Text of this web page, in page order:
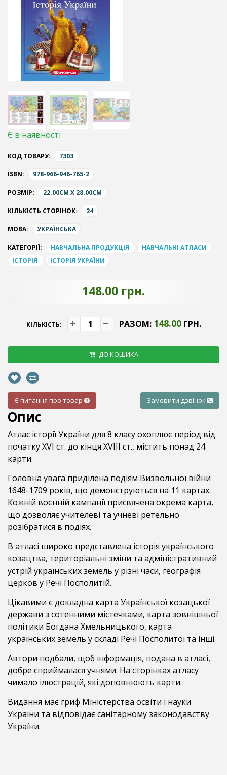
Є в наявності
КОД ТОВАРУ: 7303
ISBN: 978-966-946-765-2
РОЗМІР: 22.00CM X 28.00CM
КІЛЬКІСТЬ СТОРІНОК: 24
МОВА: УКРАЇНСЬКА
КАТЕГОРІЇ: НАВЧАЛЬНА ПРОДУКЦІЯ
НАВЧАЛЬНІ АТЛАСИ
ІСТОРІЯ
ІСТОРІЯ УКРАЇНИ
148.00 грн.
КІЛЬКІСТЬ: РАЗОМ: 148.00ГРН.
ДО КОШИКА
Є питання про товар Замовити дзвінок
Опис
Атлас історії України для 8 класу охоплює період від
початку XVI ст. до кінця XVIII ст., містить понад 24
карти.
Головна увага приділена подіям Визвольної війни
1648-1709 років, що демонструються на 11 картах.
Кожній воєнній кампанії присвячена окрема карта,
що дозволяє учителеві та учневі ретельно
розібратися в подіях.
В атласі широко представлена історія українського
козацтва, територіальні зміни та адміністративний
устрій українських земель у різні часи, географія
церков у Речі Посполитій.
Цікавими є докладна карта Української козацької
держави з сотенними містечками, карта зовнішньої
політики Богдана Хмельницького, карта
українських земель у складі Речі Посполитої та інші.
Автори подбали, щоб інформація, подана в атласі,
добре сприймалася учнями. На сторінках атласу
чимало ілюстрацій, які доповнюють карти.
Видання має гриф Міністерства освіти і науки
України та відповідає санітарному законодавству
України.